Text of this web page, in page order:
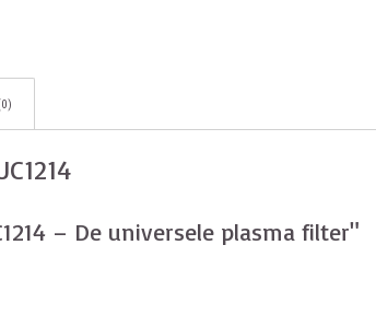
– De universele plasma filter"